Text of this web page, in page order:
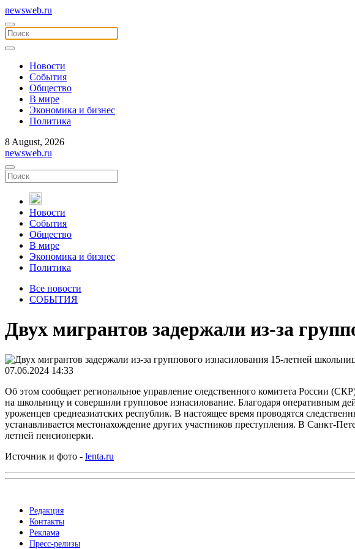
newsweb.ru
Новости
События
Общество
В мире
Экономика и бизнес
Политика
8 August, 2026
newsweb.ru
Новости
События
Общество
В мире
Экономика и бизнес
Политика
Все новости
СОБЫТИЯ
Двух мигрантов задержали из-за
07.06.2024 14:33
Об этом сообщает региональное управление следственного комитета России
на школьницу и совершили групповое изнасилование. Благодаря оперативным
уроженцев среднеазиатских республик. В настоящее время проводятся
устанавливается местонахождение других участников преступления. В Санкт-
летней пенсионерки.
Источник и фото - lenta.ru
Редакция
Контакты
Реклама
Пресс-релизы